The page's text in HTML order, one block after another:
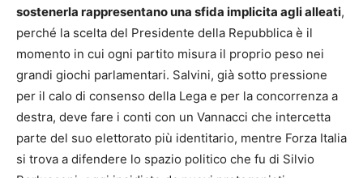
sostenerla rappresentano una sfida implicita agli alleati,
perché la scelta del Presidente della Repubblica è il
momento in cui ogni partito misura il proprio peso nei
grandi giochi parlamentari. Salvini, già sotto pressione
per il calo di consenso della Lega e per la concorrenza a
destra, deve fare i conti con un Vannacci che intercetta
parte del suo elettorato più identitario, mentre Forza Italia
si trova a difendere lo spazio politico che fu di Silvio